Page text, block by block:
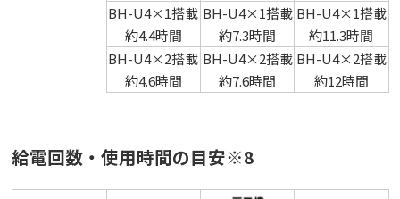
BH-U4×1搭載
約4.4時間
BH-U4×2搭載
約4.6時間
BH-U4×1搭載
約7.3時間
BH-U4×2搭載
約7.6時間
BH-U4×1搭載
約11.3時間
BH-U4×2搭載
約12時間
給電回数・使用時間の目安※8